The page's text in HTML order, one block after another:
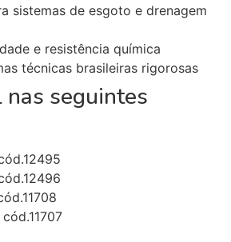
sistemas de esgoto e drenagem
e resistência química
técnicas brasileiras rigorosas
seguintes